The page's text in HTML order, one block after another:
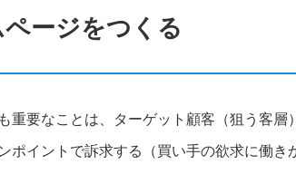
ージをつくる
重要なことは、ターゲット顧客（狙う客層
ポイントで訴求する（買い手の欲求に働き